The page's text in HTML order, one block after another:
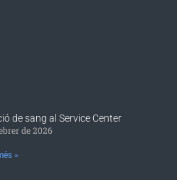
de sang al Service Center
de 2026
»